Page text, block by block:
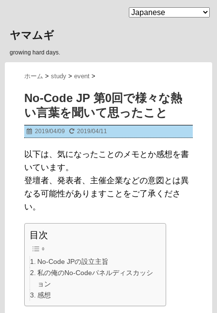
MENU
ヤマムギ
growing hard days.
ホーム > study > event >
No-Code JP 第0回で様々な熱
い言葉を聞いて思ったこと
2019/04/09 2019/04/11
以下は、気になったことのメモとか感想を書
いています。
登壇者、発表者、主催企業などの意図とは異
なる可能性がありますことをご了承くださ
い。
目次
No-Code JPの設立主旨
私の俺のNo-Codeパネルディスカッシ
ョン
感想